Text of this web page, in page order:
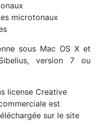
microtonaux
sous Mac OS X et
version 7 ou
license Creative
est
sur le site